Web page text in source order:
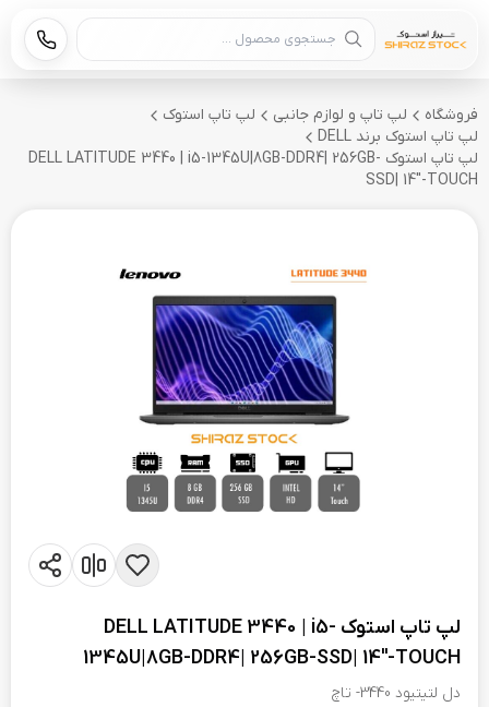
جستجوی محصول
فروشگاه لپ تاپ و لوازم جانبی
لپ تاپ استوک
لپ تاپ استوک برند DELL
لپ تاپ استوک DELL LATITUDE 3440 | i5-1345U|8GB-DDR4| 256GB-
SSD| 14"-TOUCH
لپ تاپ استوک DELL LATITUDE 3440 | i5-
1345U|8GB-DDR4| 256GB-SSD| 14"-TOUCH
دل لتیتیود 3440- تاچ